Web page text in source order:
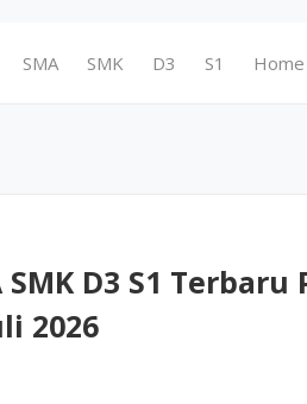
SMA SMK D3 S1 Home
D3 S1 Terbaru
2026